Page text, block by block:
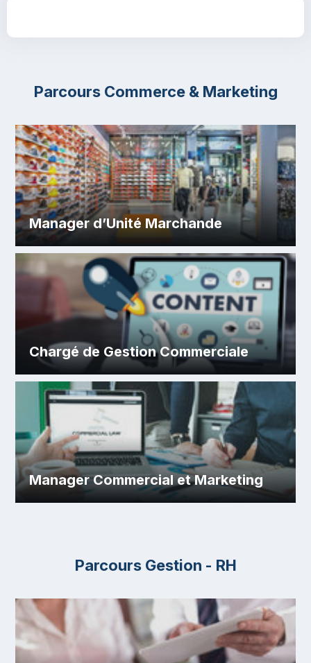
Parcours Commerce & Marketing
Manager d’Unité Marchande
Chargé de Gestion Commerciale
Manager Commercial et Marketing
Parcours Gestion - RH